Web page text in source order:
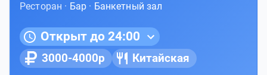
Ресторан · Бар · Банкетный зал
Открыт до 24:00
3000-4000р Китайская